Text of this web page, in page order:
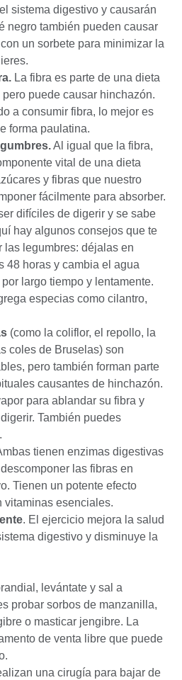
sistema digestivo y causarán
negro también pueden causar
un sorbete para minimizar la
La fibra es parte de una dieta
puede causar hinchazón.
a consumir fibra, lo mejor es
forma paulatina.
Al igual que la fibra,
vital de una dieta
y fibras que nuestro
fácilmente para absorber.
difíciles de digerir y se sabe
hay algunos consejos que te
las legumbres: déjalas en
48 horas y cambia el agua
largo tiempo y lentamente.
especias como cilantro,
(como la coliflor, el repollo, la
coles de Bruselas) son
pero también forman parte
causantes de hinchazón.
para ablandar su fibra y
También puedes
tienen enzimas digestivas
las fibras en
Tienen un potente efecto
vitaminas esenciales.
. El ejercicio mejora la salud
digestivo y disminuye la
levántate y sal a
probar sorbos de manzanilla,
o masticar jengibre. La
de venta libre que puede
una cirugía para bajar de